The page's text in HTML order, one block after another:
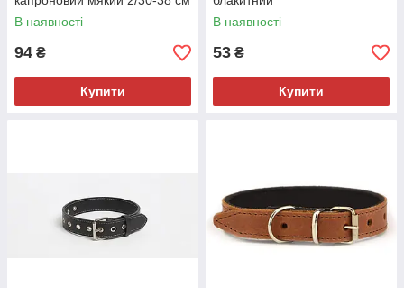
В наявності
94 ₴
Купити
В наявності
53 ₴
Купити